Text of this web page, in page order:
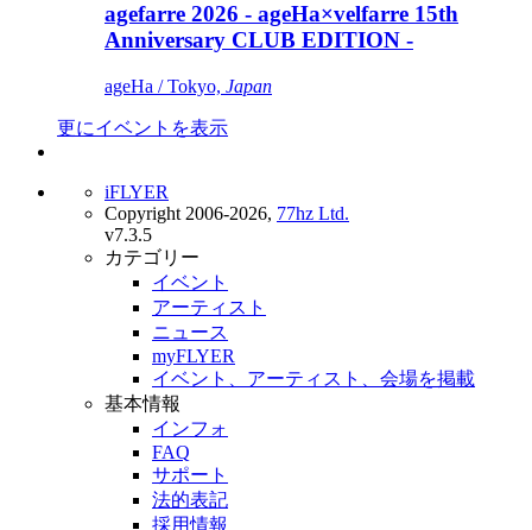
agefarre 2026 - ageHa×velfarre 15th
Anniversary CLUB EDITION -
ageHa / Tokyo, Japan
更にイベントを表示
iFLYER
Copyright 2006-2026, 77hz Ltd.
v7.3.5
カテゴリー
イベント
アーティスト
ニュース
myFLYER
イベント、アーティスト、会場を掲載
基本情報
インフォ
FAQ
サポート
法的表記
採用情報